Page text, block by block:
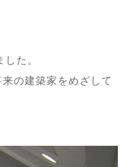
た。
の建築家をめざして